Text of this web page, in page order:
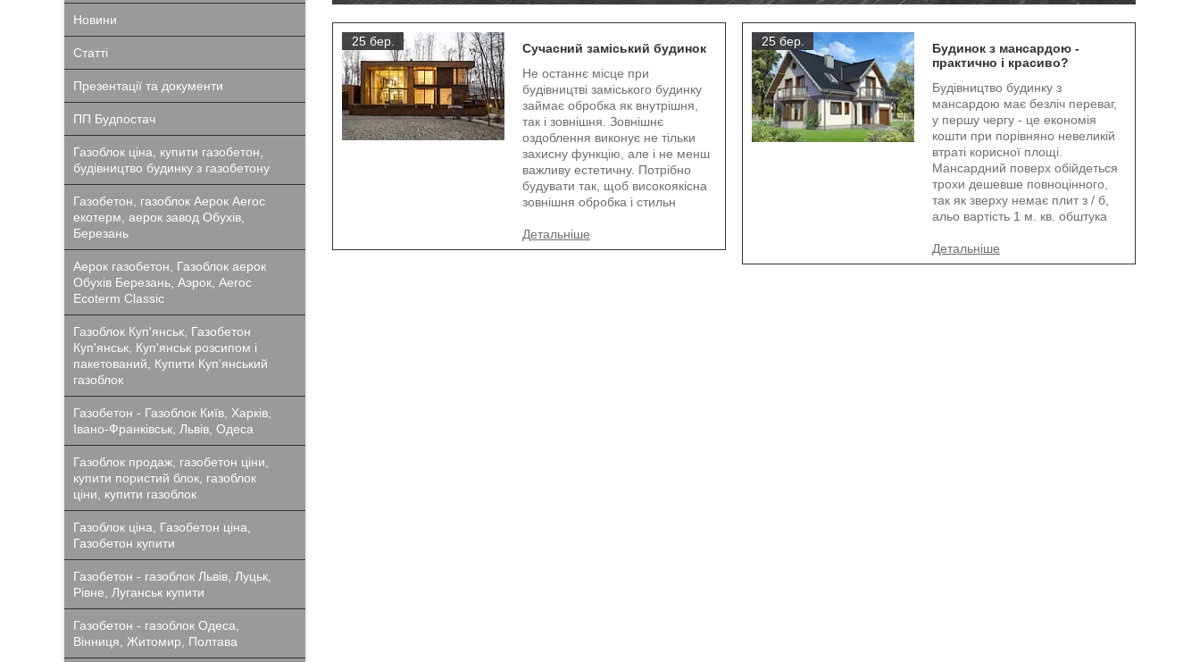
25 бер.
Сучасний заміський будинок
Не останнє місце при
будівництві заміського будинку
займає обробка як внутрішня,
так і зовнішня. Зовнішнє
оздоблення виконує не тільки
захисну функцію, але і не менш
важливу естетичну. Потрібно
будувати так, щоб високоякісна
зовнішня обробка і стильн
25 бер.
Будинок з мансардою -
практично і красиво?
Будівництво будинку з
мансардою має безліч переваг,
у першу чергу - це економія
кошти при порівняно невеликій
втраті корисної площі.
Мансардний поверх обійдеться
трохи дешевше повноцінного,
так як зверху немає плит з / б,
альо вартість 1 м. кв. обштука
Новини
Статті
Презентації та документи
ПП Будпостач
Газоблок ціна, купити газобетон,
будівництво будинку з газобетону
Газобетон, газоблок Аерок Aeroc
екотерм, аерок завод Обухів,
Березань
Аерок газобетон, Газоблок аерок
Обухів Березань, Аэрок, Aeroc
Ecoterm Classic
Газоблок Куп'янськ, Газобетон
Куп'янськ, Куп'янськ розсипом і
пакетований, Купити Куп'янський
газоблок
Газобетон - Газоблок Київ, Харків,
Івано-Франківськ, Львів, Одеса
Газоблок продаж, газобетон ціни,
купити пористий блок, газоблок
ціни, купити газоблок
Газоблок ціна, Газобетон ціна,
Газобетон купити
Газобетон - газоблок Львів, Луцьк,
Рівне, Луганськ купити
Газобетон - газоблок Одеса,
Вінниця, Житомир, Полтава